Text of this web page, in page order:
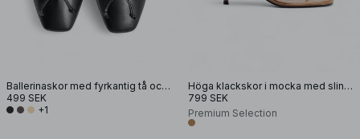
Ballerinaskor med fyrkantig tå och rosett
499 SEK
+1
Höga klackskor i mocka med slingback
799 SEK
Premium Selection